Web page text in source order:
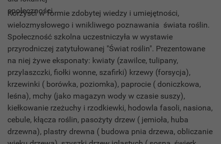
Korzyści w formie zdobytej wiedzy i umiejętności,
wielozmysłowego i wnikliwego poznawania świata roślin.
Społeczność szkolna uczestniczyła w wystawie
przyrodniczej zatytułowanej "Świat roślin". Prezentowane
na niej żywe eksponaty: kwiaty (zawilce, tulipany,
przylaszczki, fiołki wonne, szafirki) krzewy (forsycja),
krzewinki ( borówka, poziomka), paprocie ( doniczkowa,
leśna), mchy (jako magazyn wody w czasie suszy),
kiełkowanie rzeżuchy i rzodkiewki, hodowla fasoli, nasiona,
cebule, kłącza roślin, pasożyty drzew ( jemioła, huba
drzewna), plastry drewna ( budowa pnia drzewa, obliczanie